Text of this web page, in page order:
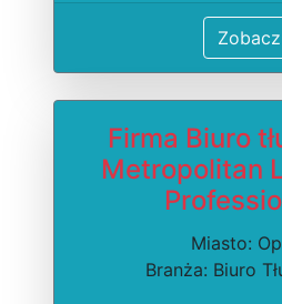
Zobacz
Firma Biuro
Metropolitan
Miasto:
Branża: Biuro